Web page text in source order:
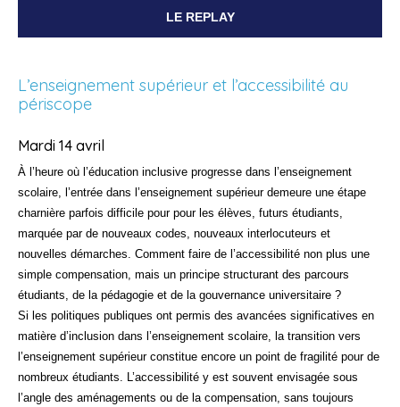
LE REPLAY
L’enseignement supérieur et l’accessibilité au
périscope
Mardi 14 avril
À l’heure où l’éducation inclusive progresse dans l’enseignement
scolaire, l’entrée dans l’enseignement supérieur demeure une étape
charnière parfois difficile pour pour les élèves, futurs étudiants,
marquée par de nouveaux codes, nouveaux interlocuteurs et
nouvelles démarches. Comment faire de l’accessibilité non plus une
simple compensation, mais un principe structurant des parcours
étudiants, de la pédagogie et de la gouvernance universitaire ?
Si les politiques publiques ont permis des avancées significatives en
matière d’inclusion dans l’enseignement scolaire, la transition vers
l’enseignement supérieur constitue encore un point de fragilité pour de
nombreux étudiants. L’accessibilité y est souvent envisagée sous
l’angle des aménagements ou de la compensation, sans toujours